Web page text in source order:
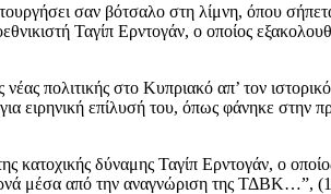
σαν βότσαλο στη λίμνη, όπου
Ταγίπ Ερντογάν, ο οποίος
πολιτικής στο Κυπριακό απ’ τον
ειρηνική επίλυσή του, όπως φάνηκε
κατοχικής δύναμης Ταγίπ Ερντογάν, ο
μέσα από την αναγνώριση της ΤΔΒΚ…”,